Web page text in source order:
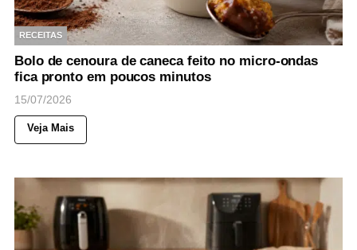
RECEITAS
Bolo de cenoura de caneca feito no micro-ondas
fica pronto em poucos minutos
15/07/2026
Veja Mais